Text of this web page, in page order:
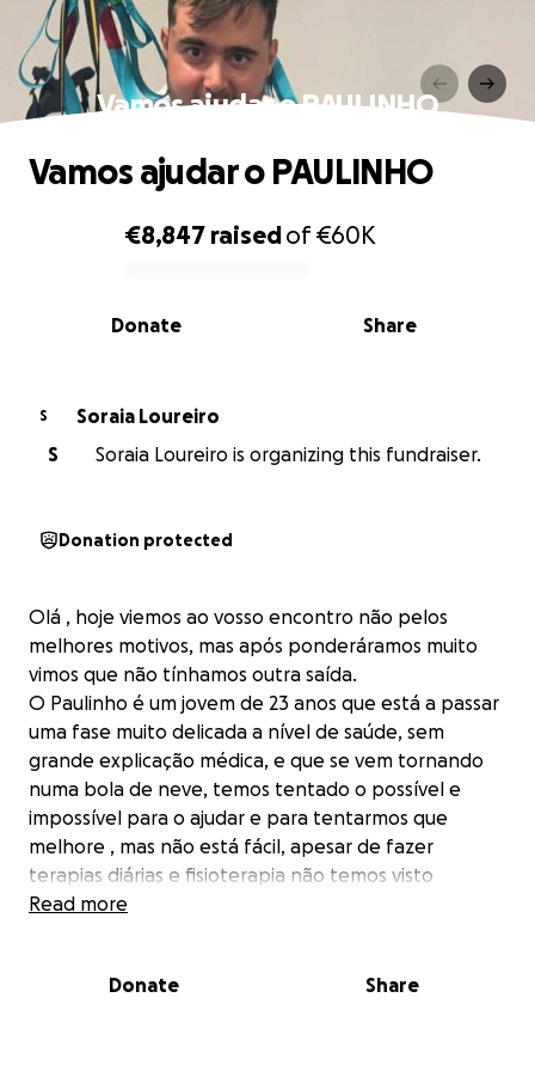
Vamos ajudar o PAULINHO
0% complete
€8,847 raisedof€60K
Share
Donate
Vamos ajudar o PAULINHO
S
Soraia Loureiro
S
Soraia Loureiro is organizing this fundraiser.
Donation protected
Olá , hoje viemos ao vosso encontro não pelos
melhores motivos, mas após ponderáramos muito
vimos que não tínhamos outra saída.
O Paulinho é um jovem de 23 anos que está a passar
uma fase muito delicada a nível de saúde, sem
grande explicação médica, e que se vem tornando
numa bola de neve, temos tentado o possível e
impossível para o ajudar e para tentarmos que
melhore , mas não está fácil, apesar de fazer
terapias diárias e fisioterapia não temos visto
grandes progressos ou mesmo nenhuns .
consequentemente perdesse alguns neurónios , o
Read more
Donate Share